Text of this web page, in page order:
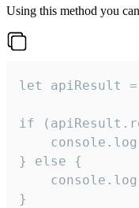
Using this method you
let apiResult
if
} else {
}